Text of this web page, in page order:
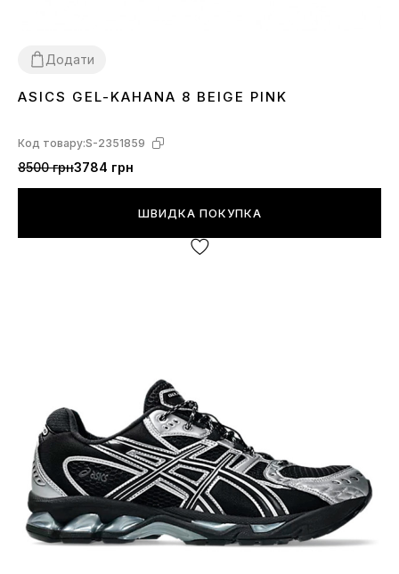
Додати
36 373839404143
ASICS GEL-KAHANA 8 BEIGE PINK
Код товару:S-2351859
8500 грн3784 грн
ШВИДКА ПОКУПКА